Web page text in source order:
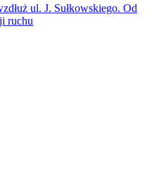
ul. J. Sułkowskiego. Od
ruchu